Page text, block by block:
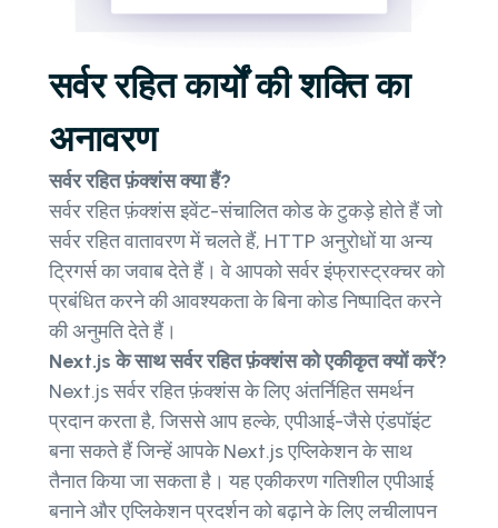
सर्वर रहित कार्यों की शक्ति का
अनावरण
सर्वर रहित फ़ंक्शंस क्या हैं?
सर्वर रहित फ़ंक्शंस इवेंट-संचालित कोड के टुकड़े होते हैं जो
सर्वर रहित वातावरण में चलते हैं, HTTP अनुरोधों या अन्य
ट्रिगर्स का जवाब देते हैं। वे आपको सर्वर इंफ्रास्ट्रक्चर को
प्रबंधित करने की आवश्यकता के बिना कोड निष्पादित करने
की अनुमति देते हैं।
Next.js के साथ सर्वर रहित फ़ंक्शंस को एकीकृत क्यों करें?
Next.js सर्वर रहित फ़ंक्शंस के लिए अंतर्निहित समर्थन
प्रदान करता है, जिससे आप हल्के, एपीआई-जैसे एंडपॉइंट
बना सकते हैं जिन्हें आपके Next.js एप्लिकेशन के साथ
तैनात किया जा सकता है। यह एकीकरण गतिशील एपीआई
बनाने और एप्लिकेशन प्रदर्शन को बढ़ाने के लिए लचीलापन